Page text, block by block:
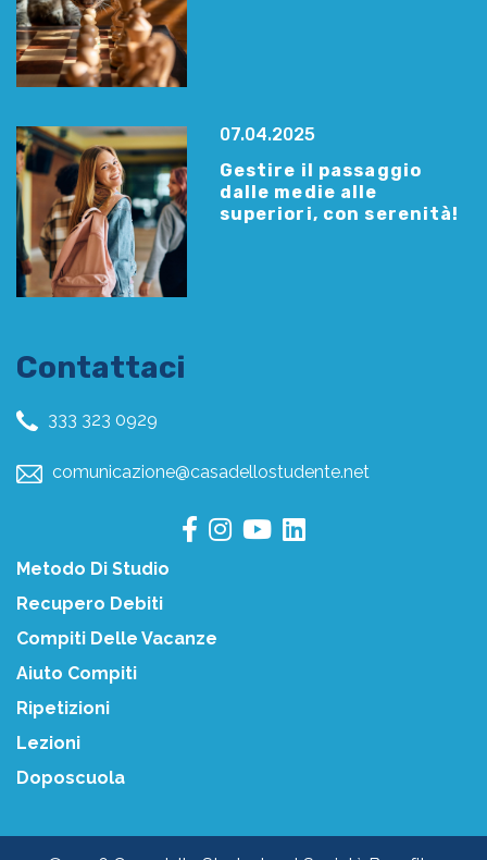
07.04.2025
Gestire il passaggio
dalle medie alle
superiori, con serenità!
Contattaci
333 323 0929
comunicazione@casadellostudente.net
Metodo Di Studio
Recupero Debiti
Compiti Delle Vacanze
Aiuto Compiti
Ripetizioni
Lezioni
Doposcuola